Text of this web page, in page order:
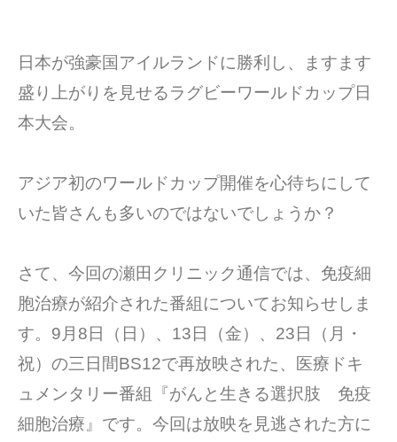
日本が強豪国アイルランドに勝利し、ますます
盛り上がりを見せるラグビーワールドカップ日
本大会。
アジア初のワールドカップ開催を心待ちにして
いた皆さんも多いのではないでしょうか？
さて、今回の瀬田クリニック通信では、免疫細
胞治療が紹介された番組についてお知らせしま
す。9月8日（日）、13日（金）、23日（月・
祝）の三日間BS12で再放映された、医療ドキ
ュメンタリー番組『がんと生きる選択肢 免疫
細胞治療』です。今回は放映を見逃された方に